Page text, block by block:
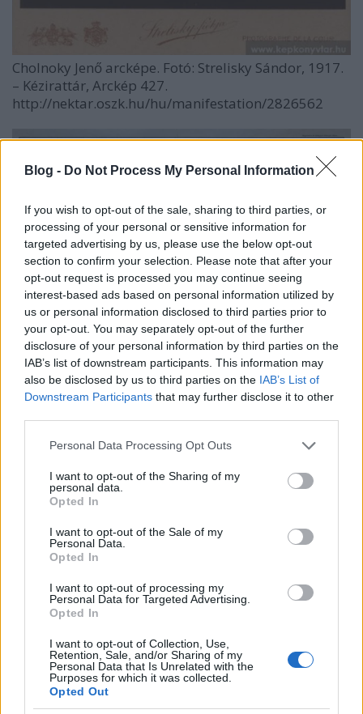
Blog - Do Not Process My Personal Information
If you wish to opt-out of the sale, sharing to third parties, or
processing of your personal or sensitive information for
targeted advertising by us, please use the below opt-out
section to confirm your selection. Please note that after your
opt-out request is processed you may continue seeing
interest-based ads based on personal information utilized by
us or personal information disclosed to third parties prior to
your opt-out. You may separately opt-out of the further
disclosure of your personal information by third parties on the
IAB’s list of downstream participants. This information may
also be disclosed by us to third parties on the IAB’s List of
Downstream Participants that may further disclose it to other
Please note that this website/app uses one or more Google
not limited to your visit or usage behaviour. You may click to
grant or deny consent to Google and its third-party tags to
use your data for below specified purposes in below Google
consent section.
Personal Data Processing Opt Outs
I want to opt-out of the Sharing of my
personal data.
Opted In
I want to opt-out of the Sale of my
Personal Data.
Opted In
I want to opt-out of processing my
Personal Data for Targeted Advertising.
Opted In
I want to opt-out of Collection, Use,
Retention, Sale, and/or Sharing of my
Personal Data that Is Unrelated with the
Purposes for which it was collected.
Opted Out
Cholnoky Jenő arcképe. Fotó: Strelisky Sándor, 1917.
– Kézirattár, Arckép 427.
http://nektar.oszk.hu/hu/manifestation/2826562
Cholnoky Jenő: Magyarország geologiai térképe,
Budapest, Kogutowicz és Társa Magyar Földrajzi
Intézete, 1900. – Térkép-, Plakát- és
http://nektar.oszk.hu/hu/manifestation/2546233
Szerkesztéskor Cholnokynak rendelkezésére állt a M.
Kir. Földtani Intézet vezető geológusai által készített
részletes térkép, amelyet a Magyarhoni Geologiai
Társulat a millennium alkalmából 1896-ban adott
önálló, tartalmában újat hozó alkotás volt, mivel
ellentétben a Földtani Intézet falitérképének
határán kívüli területek kőzettani viszonyait is
bemutatta, így térképe szervesebb képét nyújtotta a
Kárpátok szerkeszti-kőzettani viszonyainak.
A földrajzi középiskolai atlasz kiadásával egy